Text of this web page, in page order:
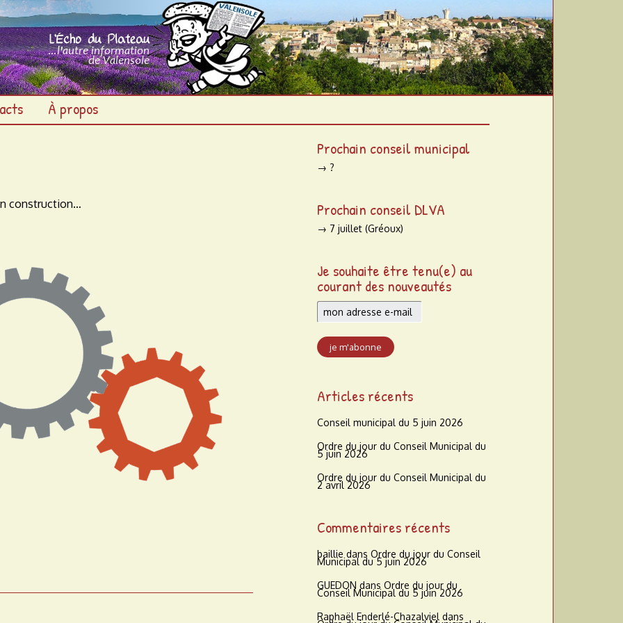
À propos
construction…
Prochain conseil municipal
→ ?
Prochain conseil DLVA
→ 7 juillet (Gréoux)
Je souhaite être tenu(e) au
courant des nouveautés
Articles récents
Conseil municipal du 5 juin 2026
Ordre du jour du Conseil Municipal du
5 juin 2026
Ordre du jour du Conseil Municipal du
2 avril 2026
Commentaires récents
baillie dans Ordre du jour du Conseil
Municipal du 5 juin 2026
GUEDON dans Ordre du jour du
Conseil Municipal du 5 juin 2026
Raphaël Enderlé-Chazalviel dans